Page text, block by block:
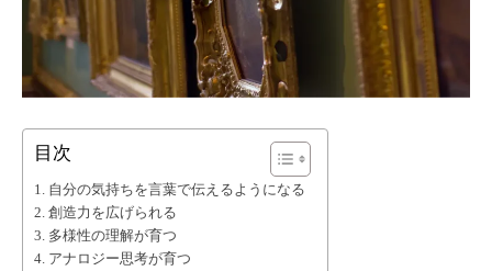
目次
自分の気持ちを言葉で伝えるようになる
創造力を広げられる
多様性の理解が育つ
アナロジー思考が育つ